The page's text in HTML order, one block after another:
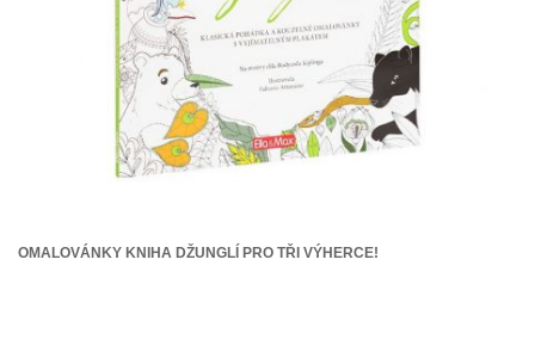
OMALOVÁNKY KNIHA DŽUNGLÍ PRO TŘI VÝHERCE!